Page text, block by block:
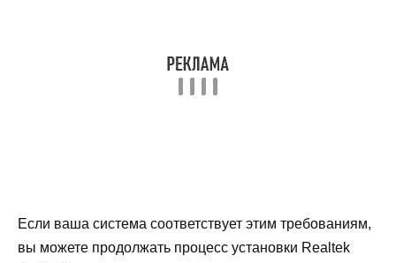
Если ваша система соответствует этим требованиям,
вы можете продолжать процесс установки Realtek